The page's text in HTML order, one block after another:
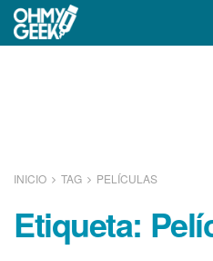
INICIO TAG PELÍ­CULAS
Etiqueta: